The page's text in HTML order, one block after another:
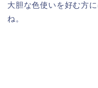
大胆な色使いを好む方
ね。